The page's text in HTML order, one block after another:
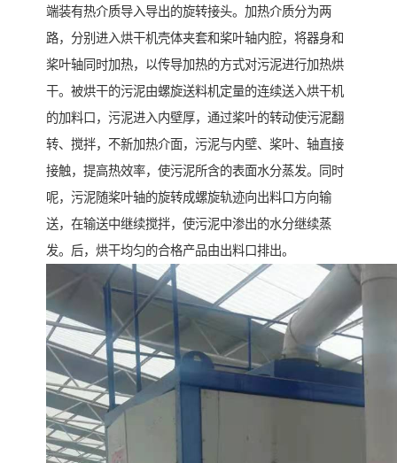
端装有热介质导入导出的旋转接头。加热介质分为两
路，分别进入烘干机壳体夹套和桨叶轴内腔，将器身和
桨叶轴同时加热，以传导加热的方式对污泥进行加热烘
干。被烘干的污泥由螺旋送料机定量的连续送入烘干机
的加料口，污泥进入内壁厚，通过桨叶的转动使污泥翻
转、搅拌，不新加热介面，污泥与内壁、桨叶、轴直接
接触，提高热效率，使污泥所含的表面水分蒸发。同时
呢，污泥随桨叶轴的旋转成螺旋轨迹向出料口方向输
送，在输送中继续搅拌，使污泥中渗出的水分继续蒸
发。后，烘干均匀的合格产品由出料口排出。